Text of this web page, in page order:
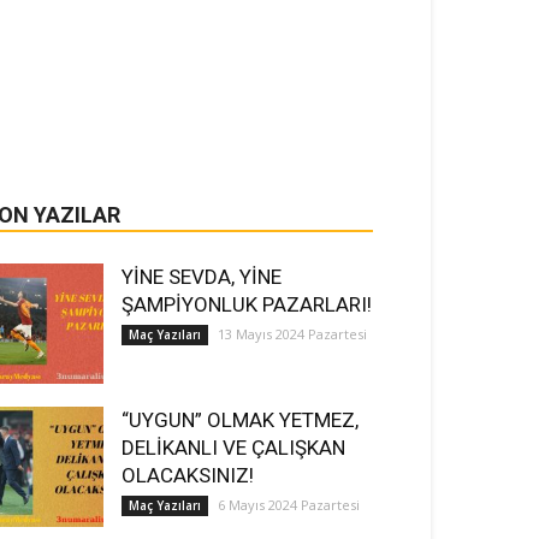
YAZILAR
YİNE SEVDA, YİNE
ŞAMPİYONLUK PAZARLARI!
Maç Yazıları 13 Mayıs 2024 Pazartesi
“UYGUN” OLMAK YETMEZ,
DELİKANLI VE ÇALIŞKAN
OLACAKSINIZ!
Maç Yazıları 6 Mayıs 2024 Pazartesi